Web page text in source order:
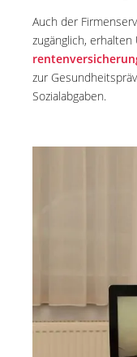
Auch der
zugänglich,
zur
Sozialabgaben.